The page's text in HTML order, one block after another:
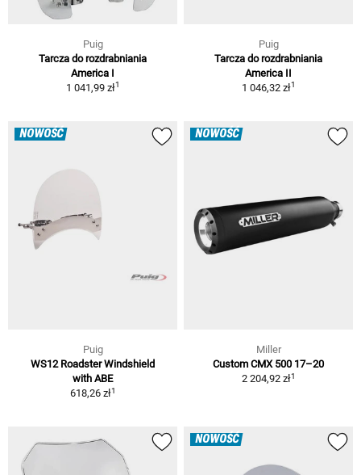
Puig
Tarcza do rozdrabniania
America I
1 041,99 zł1
Puig
Tarcza do rozdrabniania
America II
1 046,32 zł1
NOWOŚĆ
Puig
WS12 Roadster Windshield
with ABE
618,26 zł1
NOWOŚĆ
Miller
Custom CMX 500 17–20
2 204,92 zł1
NOWOŚĆ